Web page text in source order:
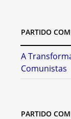
PARTIDO
A
Comunistas
PARTIDO